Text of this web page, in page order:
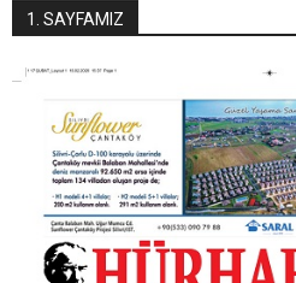
1. SAYFAMIZ